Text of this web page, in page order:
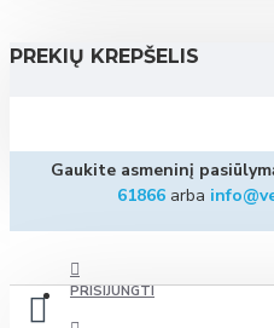
PREKIŲ KREPŠELIS
Gaukite asmeninį
61866arba
PRISIJUNGTI